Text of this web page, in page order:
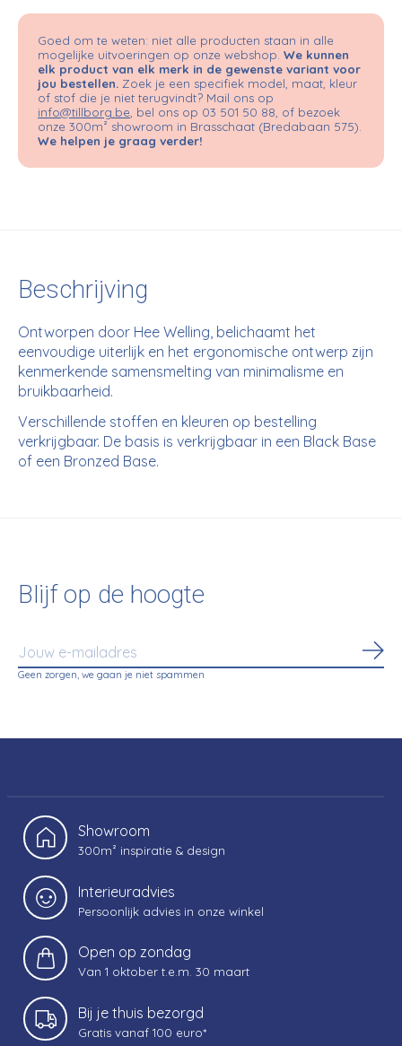
Goed om te weten: niet alle producten staan in alle
mogelijke uitvoeringen op onze webshop. We kunnen
elk product van elk merk in de gewenste variant voor
jou bestellen. Zoek je een specifiek model, maat, kleur
of stof die je niet terugvindt? Mail ons op
info@tillborg.be , bel ons op 03 501 50 88, of bezoek
onze 300m² showroom in Brasschaat (Bredabaan 575).
We helpen je graag verder!
Beschrijving
Ontworpen door Hee Welling, belichaamt het
eenvoudige uiterlijk en het ergonomische ontwerp zijn
kenmerkende samensmelting van minimalisme en
bruikbaarheid.
Verschillende stoffen en kleuren op bestelling
verkrijgbaar. De basis is verkrijgbaar in een Black Base
of een Bronzed Base.
Blijf op de hoogte
Geen zorgen, we gaan je niet spammen
Showroom
300m² inspiratie & design
Interieuradvies
Persoonlijk advies in onze winkel
Open op zondag
Van 1 oktober t.e.m. 30 maart
Bij je thuis bezorgd
Gratis vanaf 100 euro*